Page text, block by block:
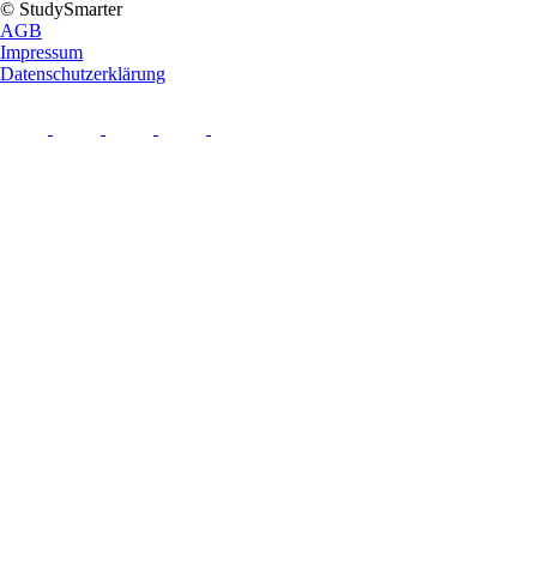
© StudySmarter
AGB
Impressum
Datenschutzerklärung